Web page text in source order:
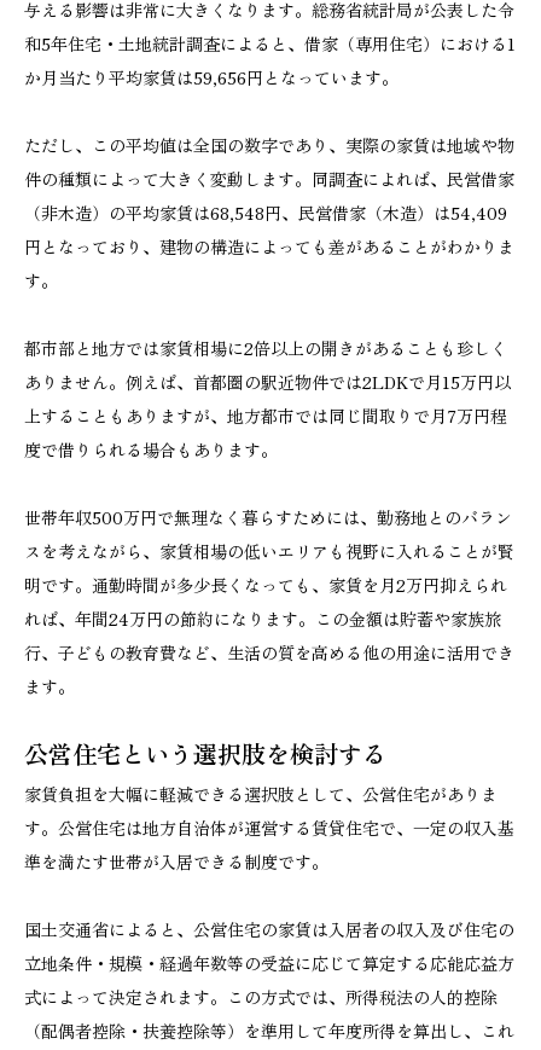
与える影響は非常に大きくなります。総務省統計局が公表した令
和5年住宅・土地統計調査によると、借家（専用住宅）における1
か月当たり平均家賃は59,656円となっています。
ただし、この平均値は全国の数字であり、実際の家賃は地域や物
件の種類によって大きく変動します。同調査によれば、民営借家
（非木造）の平均家賃は68,548円、民営借家（木造）は54,409
円となっており、建物の構造によっても差があることがわかりま
す。
都市部と地方では家賃相場に2倍以上の開きがあることも珍しく
ありません。例えば、首都圏の駅近物件では2LDKで月15万円以
上することもありますが、地方都市では同じ間取りで月7万円程
度で借りられる場合もあります。
世帯年収500万円で無理なく暮らすためには、勤務地とのバラン
スを考えながら、家賃相場の低いエリアも視野に入れることが賢
明です。通勤時間が多少長くなっても、家賃を月2万円抑えられ
れば、年間24万円の節約になります。この金額は貯蓄や家族旅
行、子どもの教育費など、生活の質を高める他の用途に活用でき
ます。
公営住宅という選択肢を検討する
家賃負担を大幅に軽減できる選択肢として、公営住宅がありま
す。公営住宅は地方自治体が運営する賃貸住宅で、一定の収入基
準を満たす世帯が入居できる制度です。
国土交通省によると、公営住宅の家賃は入居者の収入及び住宅の
立地条件・規模・経過年数等の受益に応じて算定する応能応益方
式によって決定されます。この方式では、所得税法の人的控除
（配偶者控除・扶養控除等）を準用して年度所得を算出し、これ